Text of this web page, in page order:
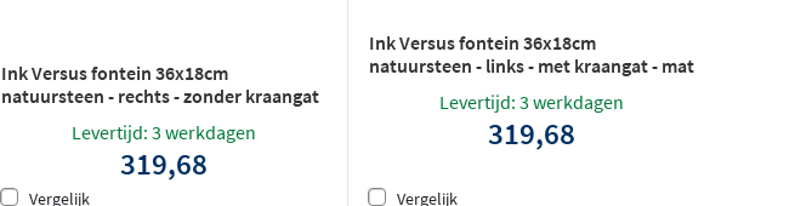
Ink Versus fontein 36x18cm
natuursteen - rechts - zonder kraangat
- glans zwart marmer
Levertijd: 3 werkdagen
319,68
Vergelijk
Ink Versus fontein 36x18cm
natuursteen - links - met kraangat - mat
Levertijd: 3 werkdagen
319,68
Vergelijk